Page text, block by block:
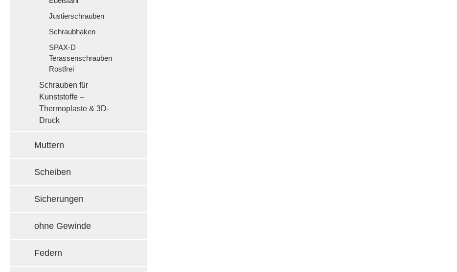
Justierschrauben
Schraubhaken
SPAX-D
Terassenschrauben
Rostfrei
Schrauben für
Kunststoffe –
Thermoplaste & 3D-
Druck
Muttern
Scheiben
Sicherungen
ohne Gewinde
Federn